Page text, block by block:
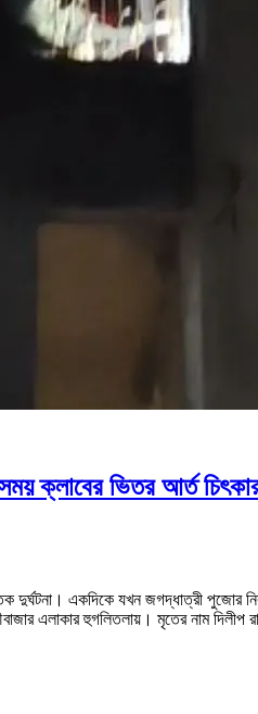
সময় ক্লাবের ভিতর
একদিকে যখন জগদ্ধাত্রী পুজোর
এলাকার হুগলিতলায়। মৃতের নাম